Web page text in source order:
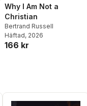
Why I Am Not a
Christian
Bertrand Russell
Häftad, 2026
166 kr